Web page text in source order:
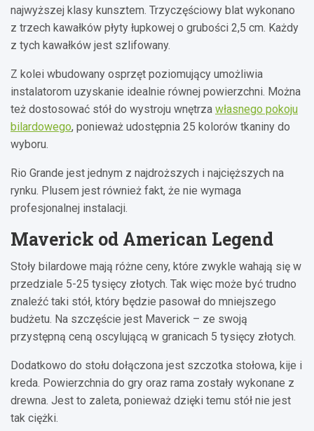
najwyższej klasy kunsztem. Trzyczęściowy blat wykonano
z trzech kawałków płyty łupkowej o grubości 2,5 cm. Każdy
z tych kawałków jest szlifowany.
Z kolei wbudowany osprzęt poziomujący umożliwia
instalatorom uzyskanie idealnie równej powierzchni. Można
też dostosować stół do wystroju wnętrza własnego pokoju
bilardowego, ponieważ udostępnia 25 kolorów tkaniny do
wyboru.
Rio Grande jest jednym z najdroższych i najcięższych na
rynku. Plusem jest również fakt, że nie wymaga
profesjonalnej instalacji.
Maverick od American Legend
Stoły bilardowe mają różne ceny, które zwykle wahają się w
przedziale 5-25 tysięcy złotych. Tak więc może być trudno
znaleźć taki stół, który będzie pasował do mniejszego
budżetu. Na szczęście jest Maverick – ze swoją
przystępną ceną oscylującą w granicach 5 tysięcy złotych.
Dodatkowo do stołu dołączona jest szczotka stołowa, kije i
kreda. Powierzchnia do gry oraz rama zostały wykonane z
drewna. Jest to zaleta, ponieważ dzięki temu stół nie jest
tak ciężki.